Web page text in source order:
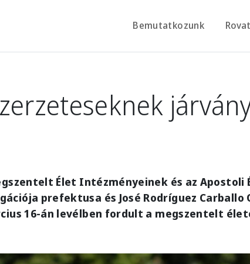
Bemutatkozunk
Élet Intézményeinek és az Apostoli
prefektusa és José Rodríguez Carballo
16-án levélben fordult a megszentelt